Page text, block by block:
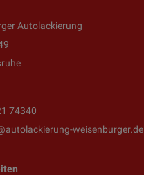
Autolackierung
74340
weisenburger.de